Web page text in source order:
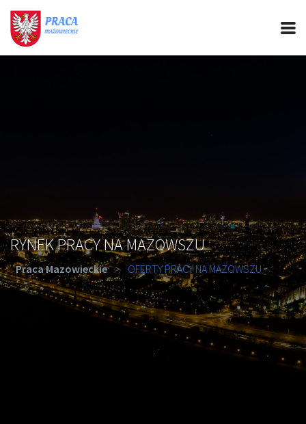
RYNEK PRACY NA MAZOWSZU
Praca Mazowieckie > OFERTY PRACY NA MAZOWSZU